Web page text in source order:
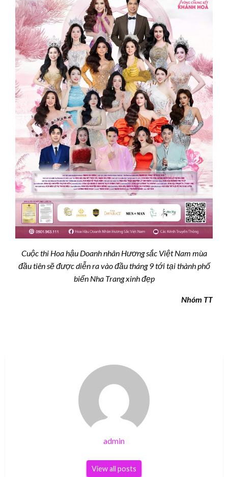
Cuộc thi Hoa hậu Doanh nhân Hương sắc Việt Nam mùa
đầu tiên sẽ được diễn ra vào đầu tháng 9 tới tại thành phố
biển Nha Trang xinh đẹp
Nhóm TT
admin
View all posts